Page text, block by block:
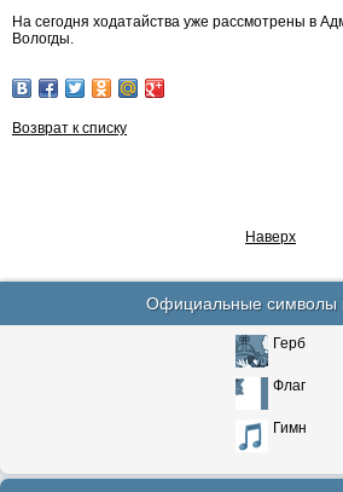
На сегодня ходатайства уже рассмотрены в
Вологды.
Возврат к списку
Наверх
Официальные символы
Герб
Флаг
Гимн